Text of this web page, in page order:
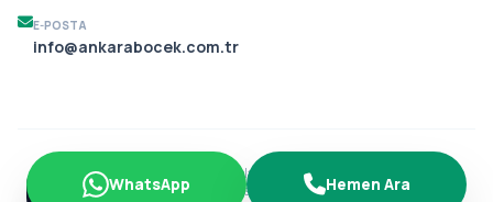
E-POSTA
info@ankarabocek.com.tr
© 2026 Ankara Böcek İlaçlama. Tüm hakları saklıdır.
Gizlilik Politikası
Çerezler
WhatsApp Hemen Ara